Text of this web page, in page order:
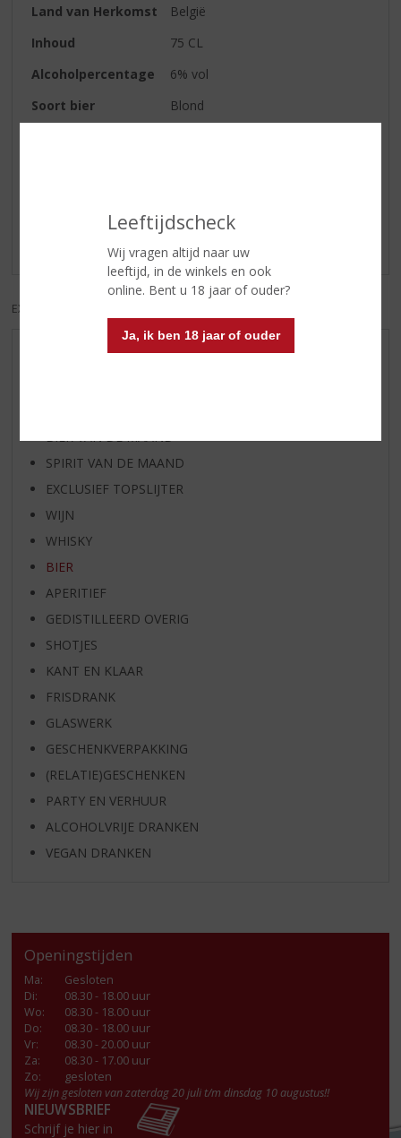
Leeftijdscheck
Wij vragen altijd naar uw
leeftijd, in de winkels en ook
online. Bent u 18 jaar of ouder?
Ja, ik ben 18 jaar of ouder
Land van Herkomst
België
Inhoud
75 CL
Alcoholpercentage
6% vol
Soort bier
Blond
Schrijf een review
Er zijn nog geen reviews geplaatst voor dit product
EXCL. BTW
AANBIEDINGEN
BIER VAN DE MAAND
SPIRIT VAN DE MAAND
EXCLUSIEF TOPSLIJTER
WIJN
WHISKY
BIER
APERITIEF
GEDISTILLEERD OVERIG
SHOTJES
KANT EN KLAAR
FRISDRANK
GLASWERK
GESCHENKVERPAKKING
(RELATIE)GESCHENKEN
PARTY EN VERHUUR
ALCOHOLVRIJE DRANKEN
VEGAN DRANKEN
Openingstijden
Ma:
Gesloten
Di:
08.30 - 18.00 uur
Wo:
08.30 - 18.00 uur
Do:
08.30 - 18.00 uur
Vr:
08.30 - 20.00 uur
Za:
08.30 - 17.00 uur
Zo:
gesloten
Wij zijn gesloten van zaterdag 20 juli t/m dinsdag 10 augustus!!
NIEUWSBRIEF
Schrijf je hier in